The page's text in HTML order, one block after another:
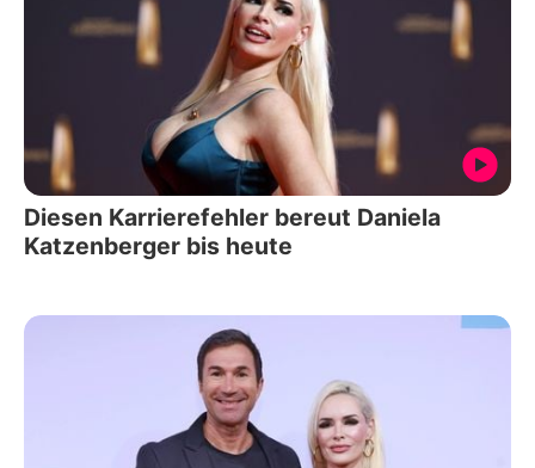
Diesen Karrierefehler bereut Daniela
Katzenberger bis heute